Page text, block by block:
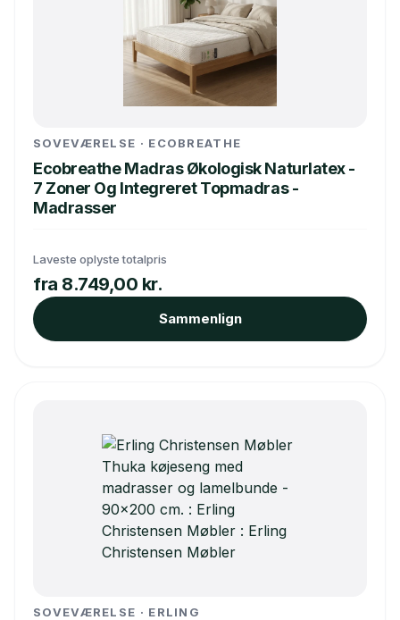
SOVEVÆRELSE · ECOBREATHE
Ecobreathe Madras Økologisk Naturlatex -
7 Zoner Og Integreret Topmadras -
Madrasser
Laveste oplyste totalpris
fra 8.749,00 kr.
Sammenlign
SOVEVÆRELSE · ERLING